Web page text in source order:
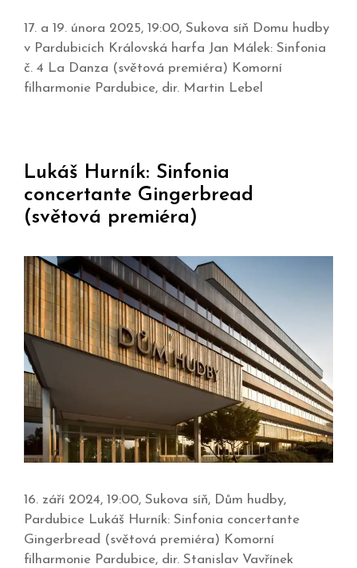
17. a 19. února 2025, 19:00, Sukova síň Domu hudby
v Pardubicích Královská harfa Jan Málek: Sinfonia
č. 4 La Danza (světová premiéra) Komorní
filharmonie Pardubice, dir. Martin Lebel
Lukáš Hurník: Sinfonia
concertante Gingerbread
(světová premiéra)
16. září 2024, 19:00, Sukova síň, Dům hudby,
Pardubice Lukáš Hurník: Sinfonia concertante
Gingerbread (světová premiéra) Komorní
filharmonie Pardubice, dir. Stanislav Vavřínek